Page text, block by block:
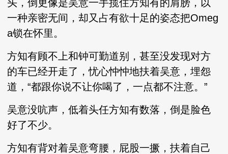
头，倒更像是吴意一手揽住方知有的肩膀，以
一种亲密无间，却又占有欲十足的姿态把Omeg
a锁在怀里。
方知有顾不上和钟可勤道别，甚至没发现对方
的车已经开走了，忧心忡忡地扶着吴意，埋怨
道，“都跟你说不让你喝了，一点都不注意。”
吴意没吭声，低着头任方知有数落，倒是脸色
好了不少。
方知有背对着吴意弯腰，屁股一撅，扶着自己